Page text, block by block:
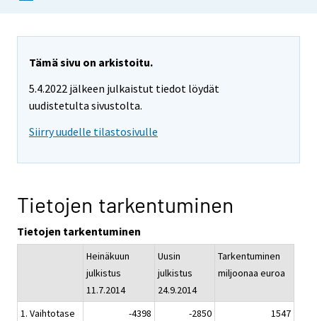
Tämä sivu on arkistoitu.
5.4.2022 jälkeen julkaistut tiedot löydät
uudistetulta sivustolta.
Siirry uudelle tilastosivulle
Tietojen tarkentuminen
Tietojen tarkentuminen
Heinäkuun
julkistus
11.7.2014
Uusin
julkistus
24.9.2014
Tarkentuminen
miljoonaa euroa
1. Vaihtotase -4398 -2850
1547